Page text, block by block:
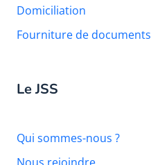
Domiciliation
Fourniture de documents
Le JSS
Qui sommes-nous ?